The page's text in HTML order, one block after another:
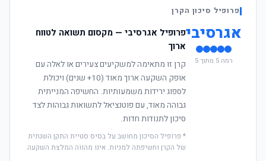
פרופיל סיכון הקרן
אגרסיבי
רמה 5 מתוך 5
פרופיל אגרסיבי — מקסום תשואה לטווח
ארוך
קרן זו מתאימה למשקיעים צעירים או לאלה עם
אופק השקעה ארוך מאוד (10+ שנים) ויכולת
לספוג ירידות משמעותיות. החשיפה המנייתית
גבוהה מאוד, עם פוטנציאל לתשואות גבוהות לצד
סיכון לתנודות חדות.
* פרופיל הסיכון מחושב על בסיס סטיית התקן השנתית
של הקרן וחשיפתה למניות. אינו מהווה המלצת השקעה.